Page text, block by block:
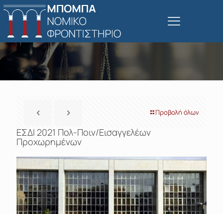
Προβολή όλων
ΕΣΔΙ 2021 Πολ-Ποιν/Εισαγγελέων
Προχωρημένων